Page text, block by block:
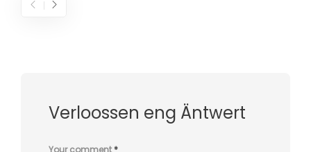
Verloossen eng Äntwert
Your comment*